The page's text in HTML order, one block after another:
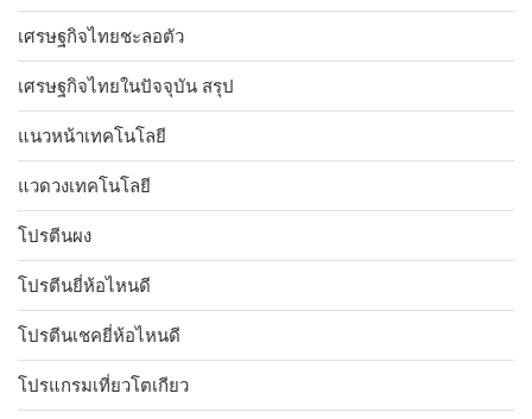
เศรษฐกิจไทยชะลอตัว
เศรษฐกิจไทยในปัจจุบัน สรุป
แนวหน้าเทคโนโลยี
แวดวงเทคโนโลยี
โปรตีนผง
โปรตีนยี่ห้อไหนดี
โปรตีนเชคยี่ห้อไหนดี
โปรแกรมเที่ยวโตเกียว